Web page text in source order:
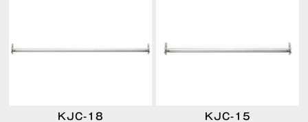
KJC-18 KJC-15